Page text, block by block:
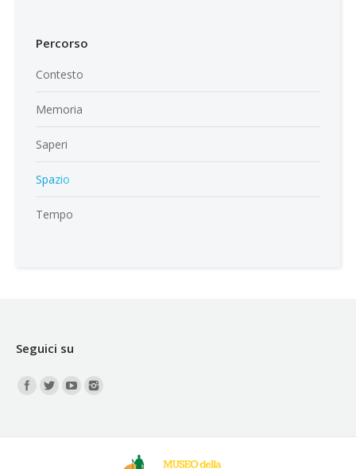
Percorso
Contesto
Memoria
Saperi
Spazio
Tempo
Seguici su
Find us on: